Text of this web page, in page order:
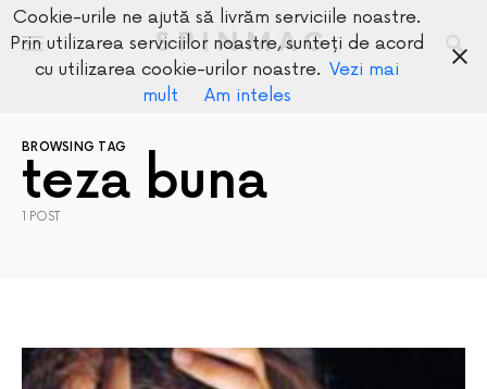
SPINMAG
BROWSING TAG
teza buna
1 POST
Cookie-urile ne ajută să livrăm serviciile noastre.
Prin utilizarea serviciilor noastre, sunteți de acord
cu utilizarea cookie-urilor noastre. Vezi mai
mult
Am inteles